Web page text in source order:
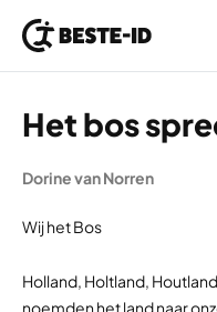
Het bos
Dorine van Norren
Wij het Bos
Holland, Holtland,
noemden het land naar